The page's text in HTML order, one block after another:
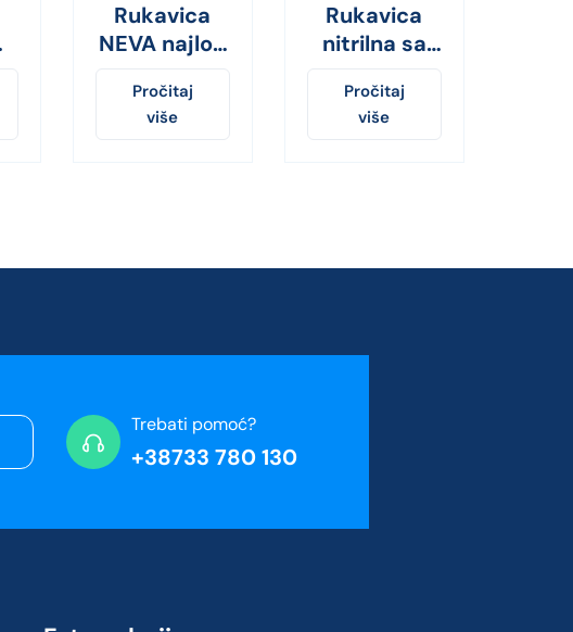
Rukavica
NEVA najlon
sa lateks
premazom
Pročitaj
više
Rukavica
nitrilna sa
manžetom
9620
Pročitaj
više
Trebati pomoć?
+38733 780 130